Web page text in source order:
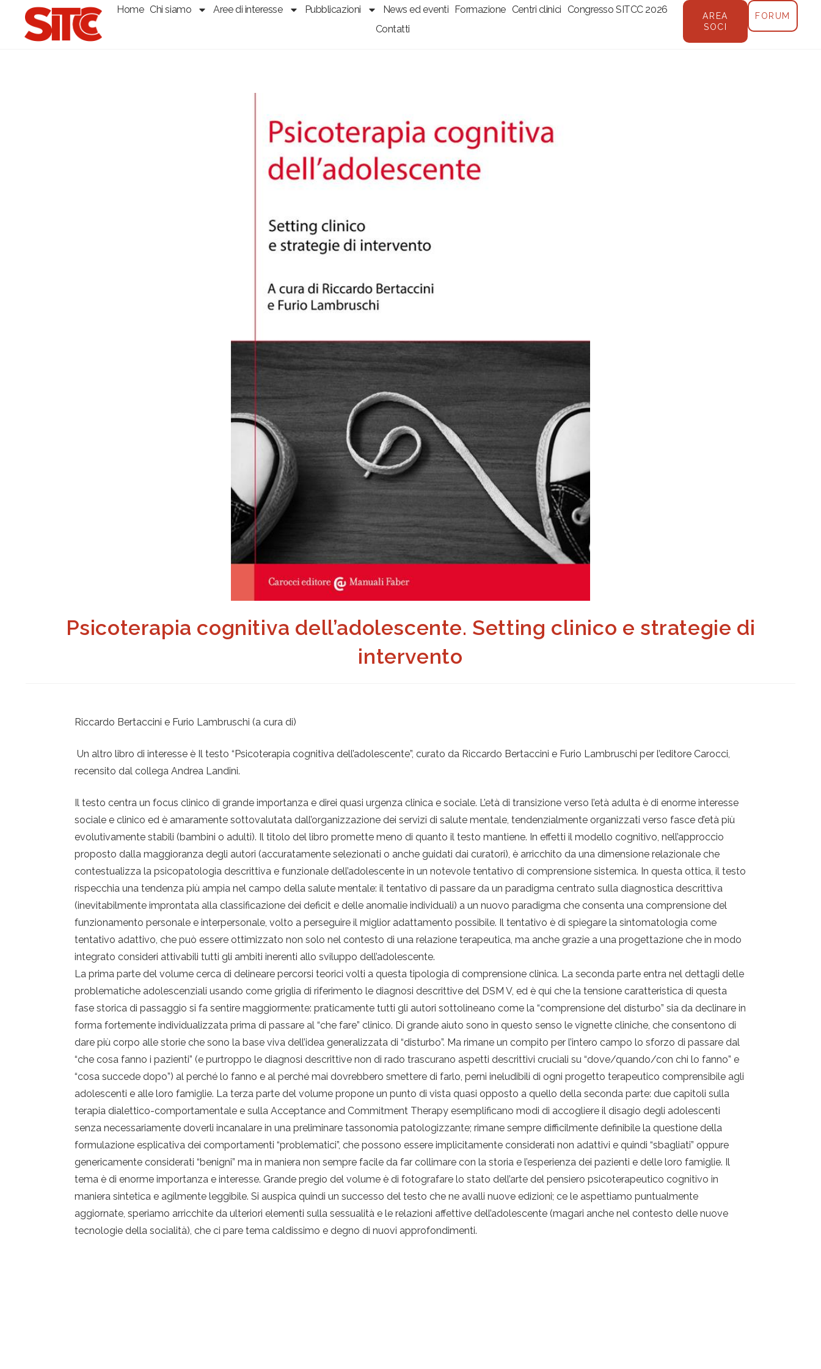
Home Chi siamo Aree di interesse Pubblicazioni News ed eventi Formazione Centri clinici
Congresso SITCC 2026
Contatti
AREA
SOCI
FORUM
Psicoterapia cognitiva dell’adolescente. Setting clinico e strategie di
intervento
Riccardo Bertaccini e Furio Lambruschi (a cura di)
Un altro libro di interesse è Il testo “Psicoterapia cognitiva dell’adolescente”, curato da Riccardo Bertaccini e Furio Lambruschi per l’editore Carocci,
recensito dal collega Andrea Landini.
Il testo centra un focus clinico di grande importanza e direi quasi urgenza clinica e sociale. L’età di transizione verso l’età adulta è di enorme interesse
sociale e clinico ed è amaramente sottovalutata dall’organizzazione dei servizi di salute mentale, tendenzialmente organizzati verso fasce d’età più
evolutivamente stabili (bambini o adulti). Il titolo del libro promette meno di quanto il testo mantiene. In effetti il modello cognitivo, nell’approccio
proposto dalla maggioranza degli autori (accuratamente selezionati o anche guidati dai curatori), è arricchito da una dimensione relazionale che
contestualizza la psicopatologia descrittiva e funzionale dell’adolescente in un notevole tentativo di comprensione sistemica. In questa ottica, il testo
rispecchia una tendenza più ampia nel campo della salute mentale: il tentativo di passare da un paradigma centrato sulla diagnostica descrittiva
(inevitabilmente improntata alla classificazione dei deficit e delle anomalie individuali) a un nuovo paradigma che consenta una comprensione del
funzionamento personale e interpersonale, volto a perseguire il miglior adattamento possibile. Il tentativo è di spiegare la sintomatologia come
tentativo adattivo, che può essere ottimizzato non solo nel contesto di una relazione terapeutica, ma anche grazie a una progettazione che in modo
integrato consideri attivabili tutti gli ambiti inerenti allo sviluppo dell’adolescente.
La prima parte del volume cerca di delineare percorsi teorici volti a questa tipologia di comprensione clinica. La seconda parte entra nel dettagli delle
problematiche adolescenziali usando come griglia di riferimento le diagnosi descrittive del DSM V, ed è qui che la tensione caratteristica di questa
fase storica di passaggio si fa sentire maggiormente: praticamente tutti gli autori sottolineano come la “comprensione del disturbo” sia da declinare in
forma fortemente individualizzata prima di passare al “che fare” clinico. Di grande aiuto sono in questo senso le vignette cliniche, che consentono di
dare più corpo alle storie che sono la base viva dell’idea generalizzata di “disturbo”. Ma rimane un compito per l’intero campo lo sforzo di passare dal
“che cosa fanno i pazienti” (e purtroppo le diagnosi descrittive non di rado trascurano aspetti descrittivi cruciali su “dove/quando/con chi lo fanno” e
“cosa succede dopo”) al perché lo fanno e al perché mai dovrebbero smettere di farlo, perni ineludibili di ogni progetto terapeutico comprensibile agli
adolescenti e alle loro famiglie. La terza parte del volume propone un punto di vista quasi opposto a quello della seconda parte: due capitoli sulla
terapia dialettico-comportamentale e sulla Acceptance and Commitment Therapy esemplificano modi di accogliere il disagio degli adolescenti
senza necessariamente doverli incanalare in una preliminare tassonomia patologizzante; rimane sempre difficilmente definibile la questione della
formulazione esplicativa dei comportamenti “problematici”, che possono essere implicitamente considerati non adattivi e quindi “sbagliati” oppure
genericamente considerati “benigni” ma in maniera non sempre facile da far collimare con la storia e l’esperienza dei pazienti e delle loro famiglie. Il
tema è di enorme importanza e interesse. Grande pregio del volume è di fotografare lo stato dell’arte del pensiero psicoterapeutico cognitivo in
maniera sintetica e agilmente leggibile. Si auspica quindi un successo del testo che ne avalli nuove edizioni; ce le aspettiamo puntualmente
aggiornate, speriamo arricchite da ulteriori elementi sulla sessualità e le relazioni affettive dell’adolescente (magari anche nel contesto delle nuove
tecnologie della socialità), che ci pare tema caldissimo e degno di nuovi approfondimenti.